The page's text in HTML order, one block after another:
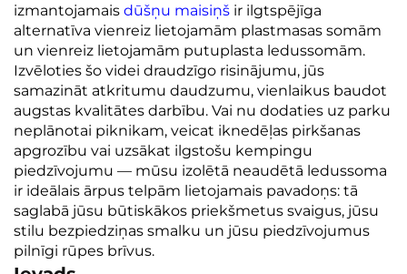
izmantojamais dūšņu maisiņš ir ilgtspējīga
alternatīva vienreiz lietojamām plastmasas somām
un vienreiz lietojamām putuplasta ledussomām.
Izvēloties šo videi draudzīgo risinājumu, jūs
samazināt atkritumu daudzumu, vienlaikus baudot
augstas kvalitātes darbību. Vai nu dodaties uz parku
neplānotai piknikam, veicat iknedēļas pirkšanas
apgrozību vai uzsākat ilgstošu kempingu
piedzīvojumu — mūsu izolētā neaudētā ledussoma
ir ideālais ārpus telpām lietojamais pavadoņs: tā
saglabā jūsu būtiskākos priekšmetus svaigus, jūsu
stilu bezpiedziņas smalku un jūsu piedzīvojumus
pilnīgi rūpes brīvus.